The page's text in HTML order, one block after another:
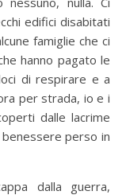
edifici disabitati
famiglie che ci
hanno pagato le
di respirare e a
per strada, io e i
dalle lacrime
perso in
dalla guerra,